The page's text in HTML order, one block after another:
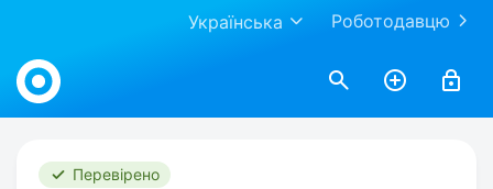
Роботодавцю
Українська
Work.ua
Перевірено